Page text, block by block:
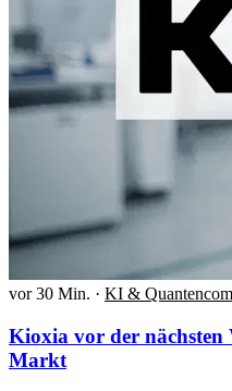
vor 30 Min. · KI &
Kioxia vor der nächsten
Markt